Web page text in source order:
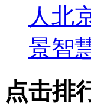
人北
景智
点击排